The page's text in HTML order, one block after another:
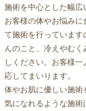
施術を中心とした幅広
お客様の体やお悩み
て施術を行っていま
んのこと、冷えやむ
しください。お客様
応してまいります。
体やお肌に優しい施
気になれるような施